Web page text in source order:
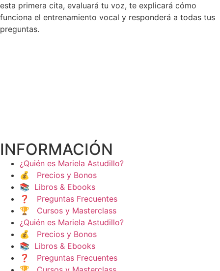
esta primera cita, evaluará tu voz, te explicará cómo
funciona el entrenamiento vocal y responderá a todas tus
preguntas.
INFORMACIÓN
¿Quién es Mariela Astudillo?
💰 Precios y Bonos
📚 Libros & Ebooks
❓ Preguntas Frecuentes
🏆 Cursos y Masterclass
¿Quién es Mariela Astudillo?
💰 Precios y Bonos
📚 Libros & Ebooks
❓ Preguntas Frecuentes